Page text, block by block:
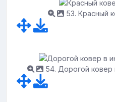
53. Красный
54. Дорогой